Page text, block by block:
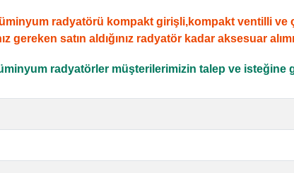
radyatörü kompakt girişli,kompakt ventilli
gereken satın aldığınız radyatör kadar aksesuar
radyatörler müşterilerimizin talep ve isteğine